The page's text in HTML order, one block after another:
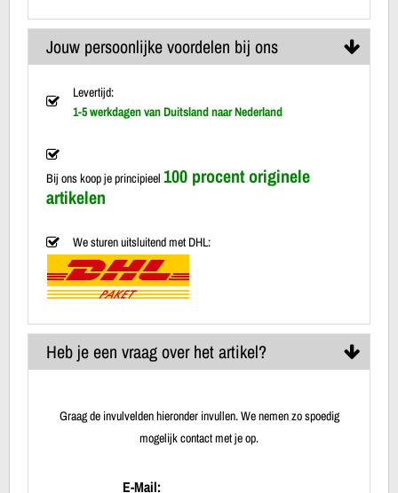
Jouw persoonlijke voordelen bij ons
Levertijd:
1-5 werkdagen van Duitsland naar Nederland
Bij ons koop je principieel 100 procent originele
artikelen
We sturen uitsluitend met DHL:
Heb je een vraag over het artikel?
Graag de invulvelden hieronder invullen. We nemen zo spoedig
mogelijk contact met je op.
E-Mail: